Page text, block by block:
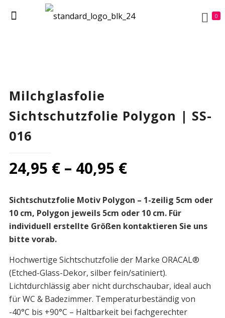
0
Milchglasfolie
Sichtschutzfolie Polygon | SS-
016
24,95 € – 40,95 €
Sichtschutzfolie Motiv Polygon – 1-zeilig 5cm oder
10 cm, Polygon jeweils 5cm oder 10 cm. Für
individuell erstellte Größen kontaktieren Sie uns
bitte vorab.
Hochwertige Sichtschutzfolie der Marke ORACAL®
(Etched-Glass-Dekor, silber fein/satiniert).
Lichtdurchlässig aber nicht durchschaubar, ideal auch
für WC & Badezimmer. Temperaturbeständig von
-40°C bis +90°C – Haltbarkeit bei fachgerechter